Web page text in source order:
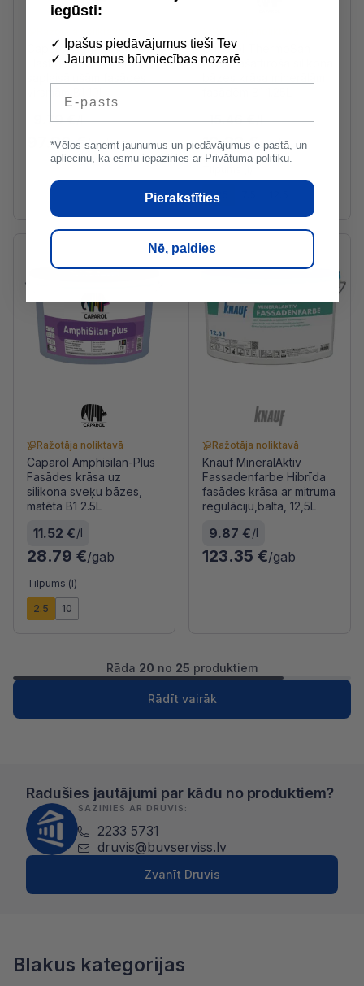
Caparol PermaSilan
Elastīga fasādes krāsa
9.79 €/l
97.89 €/gab
Caparol ThermoSan
NQG Pašattīroša silikona
15.46 €/l
19.33 €/gab
1.25
Ražotāja noliktavā
Caparol Amphisilan-Plus
Fasādes krāsa uz
silikona sveķu bāzes,
matēta B1 2.5L
11.52 €/l
28.79 €/gab
Tilpums (l)
2.5 10
Ražotāja noliktavā
Knauf MineralAktiv
Fassadenfarbe Hibrīda
fasādes krāsa ar mitruma
regulāciju,balta, 12,5L
9.87 €/l
123.35 €/gab
Rāda 20 no 25 produktiem
Rādīt vairāk
1 2 Nākošā
Radušies jautājumi par kādu no produktiem?
SAZINIES AR DRUVIS:
2233 5731
druvis@buvserviss.lv
Zvanīt Druvis
Blakus kategorijas
iegūsti:
✓ Īpašus piedāvājumus tieši Tev
✓ Jaunumus būvniecības nozarē
*Vēlos saņemt jaunumus un piedāvājumus e-pastā, un
apliecinu, ka esmu iepazinies ar Privātuma politiku.
Pierakstīties
Nē, paldies